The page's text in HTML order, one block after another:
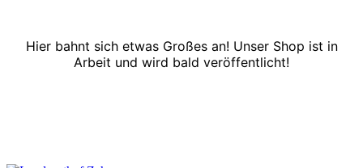
Hier bahnt sich etwas Großes an! Unser Shop ist in
Arbeit und wird bald veröffentlicht!